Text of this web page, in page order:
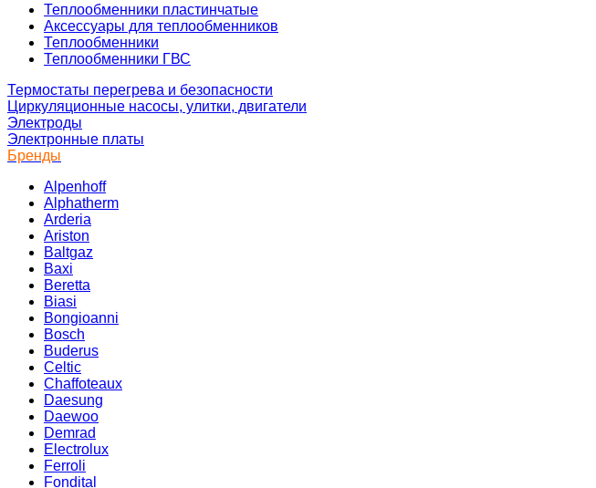
Теплообменники пластинчатые
Аксессуары для теплообменников
Теплообменники
Теплообменники ГВС
Термостаты перегрева и безопасности
Циркуляционные насосы, улитки, двигатели
Электроды
Электронные платы
Бренды
Alpenhoff
Alphatherm
Arderia
Ariston
Baltgaz
Baxi
Beretta
Biasi
Bongioanni
Bosch
Buderus
Celtic
Chaffoteaux
Daesung
Daewoo
Demrad
Electrolux
Ferroli
Fondital